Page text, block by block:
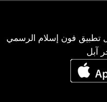
فون إسلام الرسمي
آبل